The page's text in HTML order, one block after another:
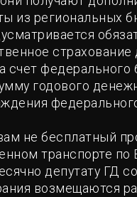
из региональных
страхование
счет
годового
не бесплатный
транспорте по
депутату ГД
возмещаются